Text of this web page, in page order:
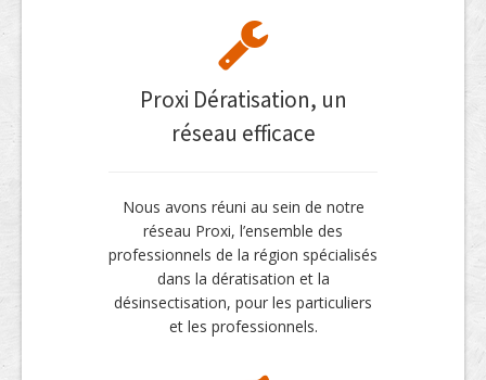
Proxi Dératisation, un
réseau efficace
Nous avons réuni au sein de notre
réseau Proxi, l’ensemble des
professionnels de la région spécialisés
dans la dératisation et la
désinsectisation, pour les particuliers
et les professionnels.